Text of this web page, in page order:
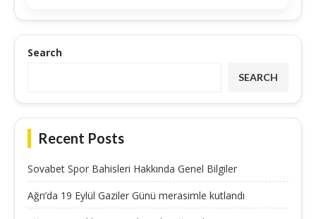
Search
SEARCH
Recent Posts
Sovabet Spor Bahisleri Hakkında Genel Bilgiler
Ağrı’da 19 Eylül Gaziler Günü merasimle kutlandı